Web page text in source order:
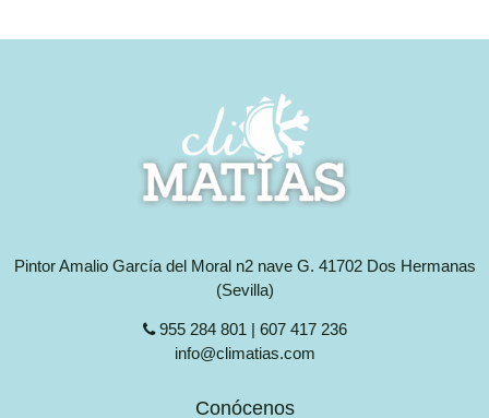
Pintor Amalio García del Moral n2 nave G. 41702 Dos Hermanas
(Sevilla)
955 284 801 | 607 417 236
info@climatias.com
Conócenos